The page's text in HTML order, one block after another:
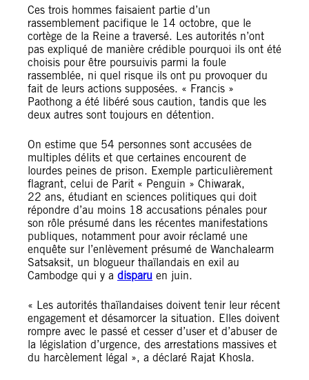
Ces trois hommes faisaient partie d’un
rassemblement pacifique le 14 octobre, que le
cortège de la Reine a traversé. Les autorités n’ont
pas expliqué de manière crédible pourquoi ils ont été
choisis pour être poursuivis parmi la foule
rassemblée, ni quel risque ils ont pu provoquer du
fait de leurs actions supposées. « Francis »
Paothong a été libéré sous caution, tandis que les
deux autres sont toujours en détention.
On estime que 54 personnes sont accusées de
multiples délits et que certaines encourent de
lourdes peines de prison. Exemple particulièrement
flagrant, celui de Parit « Penguin » Chiwarak,
22 ans, étudiant en sciences politiques qui doit
répondre d’au moins 18 accusations pénales pour
son rôle présumé dans les récentes manifestations
publiques, notamment pour avoir réclamé une
enquête sur l’enlèvement présumé de Wanchalearm
Satsaksit, un blogueur thaïlandais en exil au
Cambodge qui y a disparu en juin.
« Les autorités thaïlandaises doivent tenir leur récent
engagement et désamorcer la situation. Elles doivent
rompre avec le passé et cesser d’user et d’abuser de
la législation d’urgence, des arrestations massives et
du harcèlement légal », a déclaré Rajat Khosla.